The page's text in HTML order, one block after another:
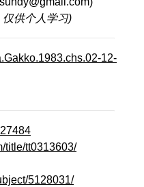
供个人学习)
12-
title/tt0313603/
5128031/